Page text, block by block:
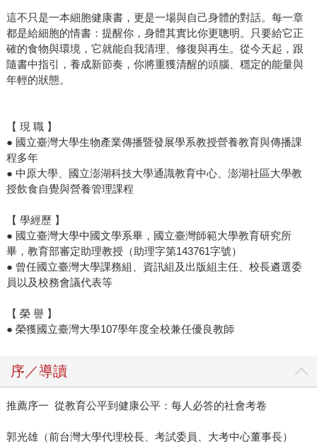
這不只是一本細胞健康書，更是一場與自己身體的對話。每一章
都是給細胞的情書：提醒你，身體其實比你更聰明。只要給它正
確的食物與環境，它就能自我清理、修復與再生。從今天起，跟
隨書中指引，養成新節奏，你將重獲清醒的頭腦、穩定的能量與
年輕的狀態。
【 現 職 】
● 國立臺灣大學生物產業傳播暨發展學系教授營養教育與傳播課
程多年
● 中原大學、國立澎湖科技大學通識教育中心、澎湖社區大學教
授飲食自覺與營養管理課程
【 學經歷 】
● 國立臺灣大學中國文學系畢，國立臺灣師範大學教育研究所
畢，教育部審定助理教授（助理字第143761字號）
● 曾任國立臺灣大學課務組、資訊組及出版組主任、校長遴選委
員以及校務會議代表等
【 榮 譽 】
● 榮獲國立臺灣大學107學年度全校兼任優良教師
序／導讀
推薦序一 從教育公平到健康公平：每人必答的社會考卷
郭光雄（前台灣大學代理校長、考試委員、大考中心董事長）